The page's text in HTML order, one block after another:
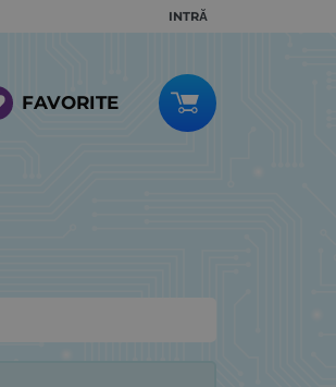
INTRĂ
FAVORITE